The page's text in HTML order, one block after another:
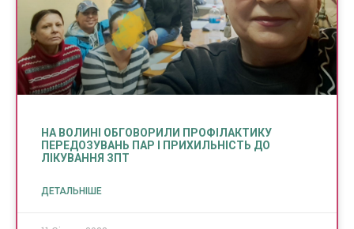
НА ВОЛИНІ ОБГОВОРИЛИ ПРОФІЛАКТИКУ
ПЕРЕДОЗУВАНЬ ПАР І ПРИХИЛЬНІСТЬ ДО
ЛІКУВАННЯ ЗПТ
ДЕТАЛЬНІШЕ